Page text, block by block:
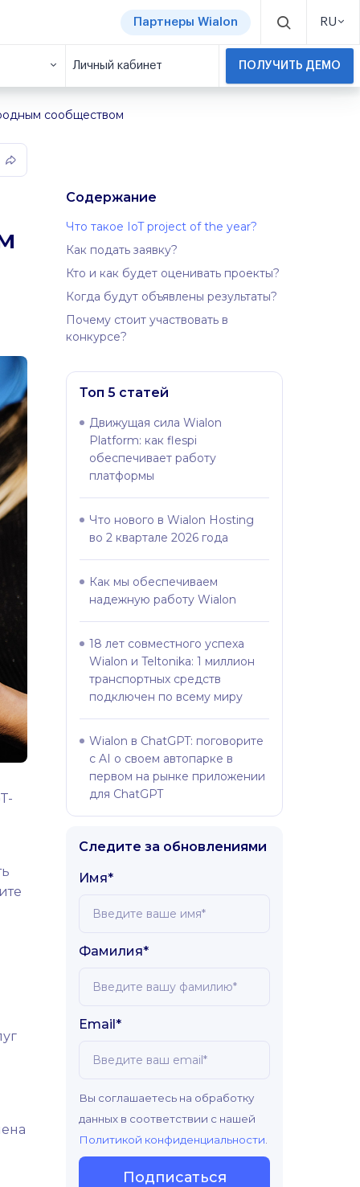
Партнеры Wialon RU
Личный кабинет ПОЛУЧИТЬ ДЕМО
сообществом
Содержание
Что такое IoT project of the year?
Как подать заявку?
Кто и как будет оценивать проекты?
Когда будут объявлены результаты?
Почему стоит участвовать в
конкурсе?
Топ 5 статей
Движущая сила Wialon
Platform: как flespi
обеспечивает работу
платформы
Что нового в Wialon Hosting
во 2 квартале 2026 года
Как мы обеспечиваем
надежную работу Wialon
18 лет совместного успеха
Wialon и Teltonika: 1 миллион
транспортных средств
подключен по всему миру
Wialon в ChatGPT: поговорите
с AI о своем автопарке в
первом на рынке приложении
для ChatGPT
Следите за обновлениями
Имя*
Фамилия*
Email*
Вы соглашаетесь на обработку
данных в соответствии с нашей
Политикой конфиденциальности
Подписаться